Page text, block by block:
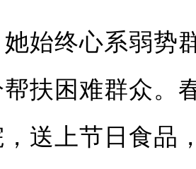
终心系弱势群
扶困难群众。
送上节日食品